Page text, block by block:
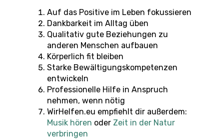
Auf das Positive im Leben fokussieren
Dankbarkeit im Alltag üben
Qualitativ gute Beziehungen zu
anderen Menschen aufbauen
Körperlich fit bleiben
Starke Bewältigungskompetenzen
entwickeln
Professionelle Hilfe in Anspruch
nehmen, wenn nötig
WirHelfen.eu empfiehlt dir außerdem:
Musik hören oder Zeit in der Natur
verbringen